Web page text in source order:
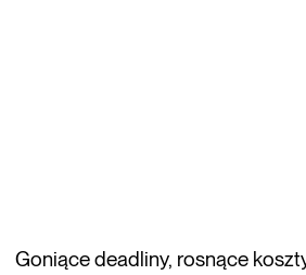
Goniące deadliny, rosnące